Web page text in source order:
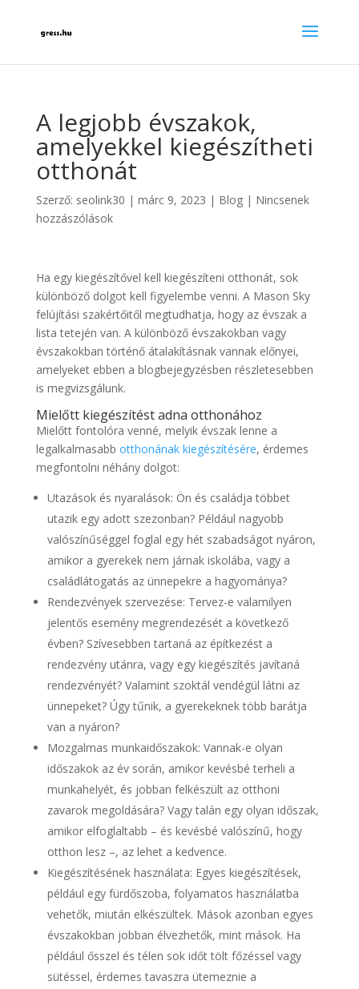
A legjobb évszakok,
amelyekkel kiegészítheti
otthonát
Szerző: seolink30 | márc 9, 2023 | Blog| Nincsenek
hozzászólások
Ha egy kiegészítővel kell kiegészíteni otthonát, sok
különböző dolgot kell figyelembe venni. A Mason Sky
felújítási szakértőitől megtudhatja, hogy az évszak a
lista tetején van. A különböző évszakokban vagy
évszakokban történő átalakításnak vannak előnyei,
amelyeket ebben a blogbejegyzésben részletesebben
is megvizsgálunk.
Mielőtt kiegészítést adna otthonához
Mielőtt fontolóra venné, melyik évszak lenne a
legalkalmasabb otthonának kiegészítésére, érdemes
megfontolni néhány dolgot:
Utazások és nyaralások: Ön és családja többet
utazik egy adott szezonban? Például nagyobb
valószínűséggel foglal egy hét szabadságot nyáron,
amikor a gyerekek nem járnak iskolába, vagy a
családlátogatás az ünnepekre a hagyománya?
Rendezvények szervezése: Tervez-e valamilyen
jelentős esemény megrendezését a következő
évben? Szívesebben tartaná az építkezést a
rendezvény utánra, vagy egy kiegészítés javítaná
rendezvényét? Valamint szoktál vendégül látni az
ünnepeket? Úgy tűnik, a gyerekeknek több barátja
van a nyáron?
Mozgalmas munkaidőszakok: Vannak-e olyan
időszakok az év során, amikor kevésbé terheli a
munkahelyét, és jobban felkészült az otthoni
zavarok megoldására? Vagy talán egy olyan időszak,
amikor elfoglaltabb – és kevésbé valószínű, hogy
otthon lesz –, az lehet a kedvence.
Kiegészítésének használata: Egyes kiegészítések,
például egy fürdőszoba, folyamatos használatba
vehetők, miután elkészültek. Mások azonban egyes
évszakokban jobban élvezhetők, mint mások. Ha
például ősszel és télen sok időt tölt főzéssel vagy
sütéssel, érdemes tavaszra ütemeznie a